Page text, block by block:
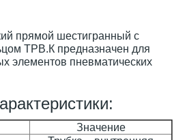
прямой шестигранный с
ТРВ.К предназначен для
элементов пневматических
Значение